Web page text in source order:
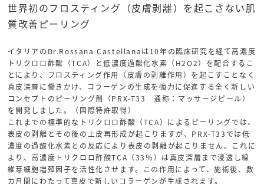
世界初のフロスティング（皮膚剥離）を起こさない肌
質改善ピーリング
イタリアのDr.Rossana Castellanaは10年の臨床研究を経て高濃度
トリクロロ酢酸（TCA）と低濃度過酸化水素（H2O2）を配合するこ
とにより、フロスティング作用（皮膚の剥離作用）を起こすことなく
真皮深層に働きかけ、コラーゲンの生成を強力に促進する全く新しい
コンセプトのピーリング剤（PRX-T33 通称：マッサージピール）
を開発しました。（国際特許取得）
これまでの標準的なトリクロロ酢酸（TCA）によるピーリングでは、
表皮の剥離とその後の上皮再形成が起こりますが、PRX-T33では低
濃度の過酸化水素との反応により表皮の剥離が起こりません。これに
より、高濃度トリクロロ酢酸TCA（33％）は真皮深層まで浸透し線
維芽細胞増殖因子を活性化させます。この作用によって、施術後、数
カ月間にわたって真皮で新しいコラーゲンが生成されます。